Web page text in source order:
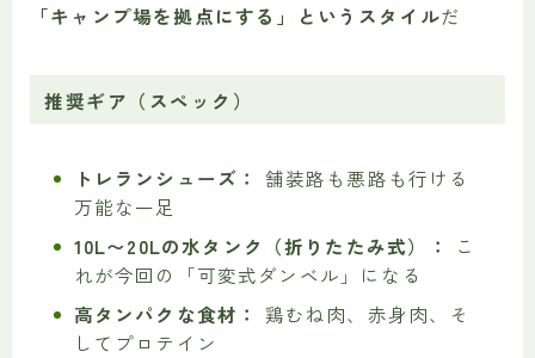
「キャンプ場を拠点にする」というスタイルだ
推奨ギア（スペック）
トレランシューズ：
舗装路も悪路も行ける
万能な一足
10L〜20Lの水タンク（折りたたみ式）：
こ
れが今回の「可変式ダンベル」になる
高タンパクな食材：
鶏むね肉、赤身肉、そ
してプロテイン